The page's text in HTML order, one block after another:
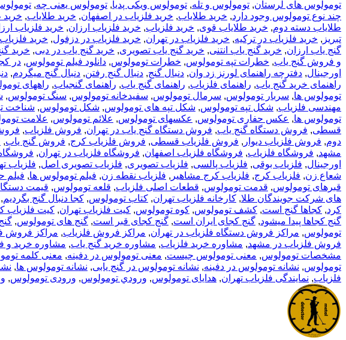
تومولوس های لرستان, تومولوس و تله, تومولوس ویکی پدیا, تومولوس یعنی چه,
چند نوع تومولوس وجود دارد, خريد طلاياب, خريد فلزياب در اصفهان, خرید طلایاب, خرید
طلایاب دسته دوم, خرید طلایاب قوی, خرید فلزیاب, خرید فلزیاب ارزان, خرید فلزیاب
تبریز , خرید فلزیاب در ترکیه, خرید فلزیاب در تهران, خرید فلزیاب در دزفول, خرید
گنج یاب ارزان, خرید گنج یاب انتنی, خرید گنج یاب تصویری, خرید گنج یاب در دبی, خرید
و فروش گنج یاب, خطرات تپه تومولوس, خطرات تومولوس, دانلود فیلم تومولوس, در
اورجینال, دفترچه راهنمای لورنز زد وان, دنبال گنج, دنبال گنج رفتن, دنبال گنج میگردم,
راهنمای خرید گنج یاب, راهنمای فلزیاب, راهنمای گنج یاب, راهنمای گنجیاب, راههای
تومولوس ها, سربار تومولوس, سرمال تومولوس, سفیدخانه تومولوس, سنگ تومولوس,
مهندسی فلزیاب, شکل تپه تومولوس, شکل تپه های تومولوس, شکل تومولوس, شناخت
تومولوس ها, عکس حفاری تومولوس, عکسهای تومولوس, علائم تومولوس, علامت
قسطی, فروش دستگاه گنج یاب, فروش دستگاه گنج یاب در تهران, فروش فلزیاب,
دوم, فروش فلزیاب دیوار , فروش فلزیاب قسطی, فروش فلزیاب کرج, فروش گنج یاب,
مشهد, فروشگاه فلزیاب, فروشگاه فلزیاب اصفهان, فروشگاه فلزیاب در تهران,
اورجینال, فلزیاب بوقی, فلزیاب پالسی, فلزیاب تصویری, فلزیاب تصویری اصل, فلزیاب
شعاع زن, فلزیاب کرج, فلزیاب کرج مشاهیر , فلزیاب نقطه زن, فیلم تومولوس ها, فیلم
قبرهای تومولوس, قدمت تومولوس, قطعات اصلی فلزیاب, قلعه تومولوس, قیمت
های شرکت جویندگان طلا, کارخانه فلزیاب تهران, کتاب تومولوس, کجا دنبال گنج بگردیم,
کرد, کجاها گنج است, کشف تومولوس, کوه تومولوس, کیت فلزیاب تهران, کیت فلزیاب
گنج کجاها پیدا میشود, گنج کجای ایران است, گنج کجای قبر است, گنج های تومولوس,
تومولوس, مراکز فروش دستگاه فلزیاب در تهران, مراکز فروش فلزیاب, مراکز فروش
فروش فلزیاب در مشهد, مشاوره خرید فلزیاب, مشاوره خرید گنج یاب, مشاوره خرید و
مشخصات تومولوس, معنی تومولوس چیست, معنی تومولوس در دفینه, معنی کلمه
تومولوس, نشانه تومولوس در دفینه, نشانه تومولوس در گنج یابی, نشانه تومولوس ها,
فلزیاب, نمایندگی فلزیاب تهران, هدایای تومولوس, ورودي تومولوس, ورودی تومولوس,